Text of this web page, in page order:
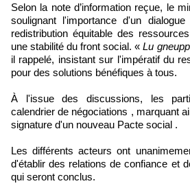
Selon la note d’information reçue, le ministre a salué l'initiative,
soulignant l'importance d'un
redistribution équitable des
une stabilité du front social. «Lu
il rappelé, insistant sur l'impératif du
pour des solutions bénéfiques à tous.
À l'issue des discussions, les
calendrier de négociations , marquant
signature d'un nouveau Pacte social .
Les différents acteurs ont
d'établir des relations de confiance et
qui seront conclus.